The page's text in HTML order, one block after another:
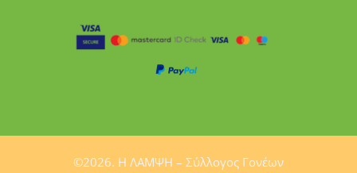
©2026. H ΛΑΜΨΗ – Σύλλογος Γονέων